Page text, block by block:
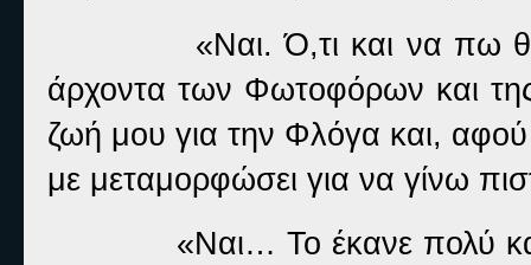
«Ναι. Ό,τι και να πω
άρχοντα των Φωτοφόρων και
ζωή μου για την Φλόγα και,
με μεταμορφώσει για να γίνω
«Ναι… Το έκανε πολύ